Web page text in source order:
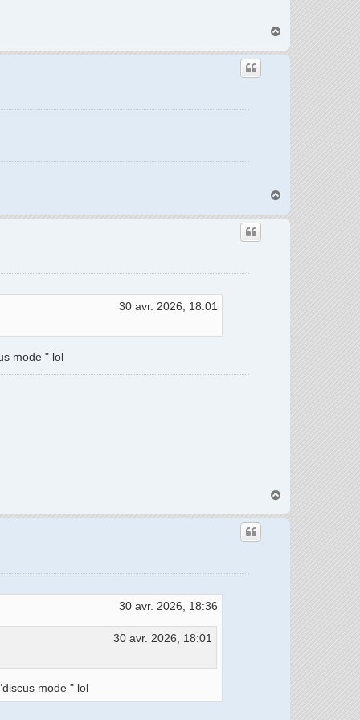
u
u
30 avr. 2026, 18:01
mode " lol
u
30 avr. 2026, 18:36
30 avr. 2026, 18:01
mode " lol